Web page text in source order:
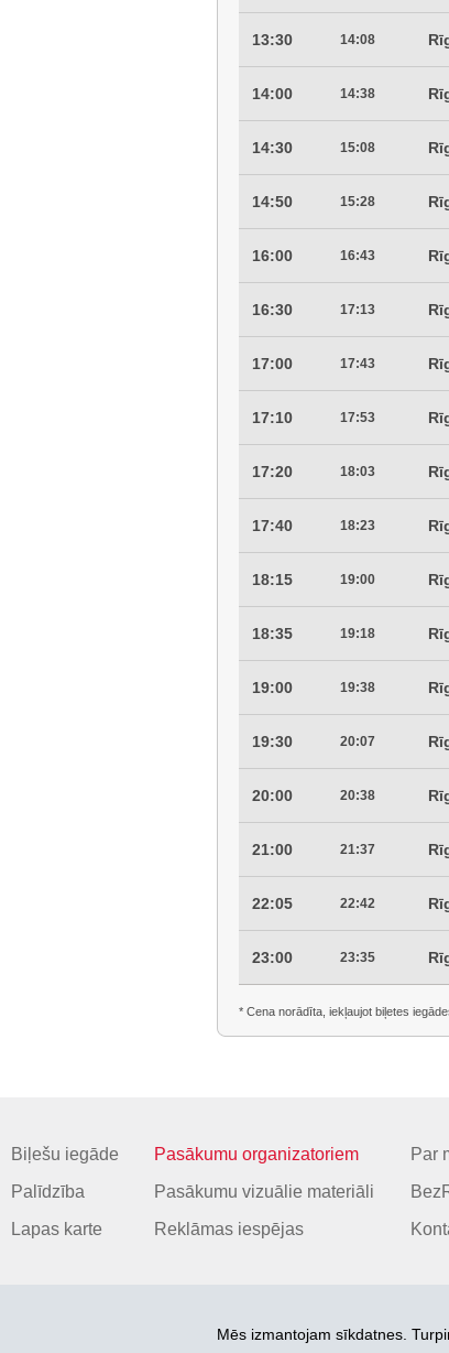
13:30 14:08
14:00 14:38
14:30 15:08
14:50 15:28
16:00 16:43
16:30 17:13
17:00 17:43
17:10 17:53
17:20 18:03
17:40 18:23
18:15 19:00
18:35 19:18
19:00 19:38
19:30 20:07
20:00 20:38
21:00 21:37
22:05 22:42
23:00 23:35
* Cena norādīta, iekļaujot biļetes
Biļešu iegāde
Palīdzība
Lapas karte
Pasākumu organizatoriem
Pasākumu vizuālie materiāli
Reklāmas iespējas
Par
Mēs izmantojam sīkdatnes.